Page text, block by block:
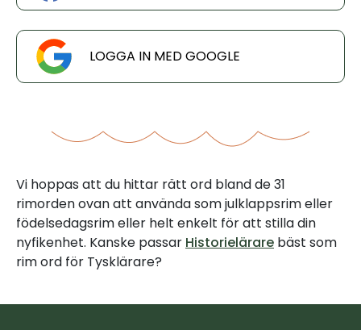
LOGGA IN MED GOOGLE
Vi hoppas att du hittar rätt ord bland de 31
rimorden ovan att använda som julklappsrim eller
födelsedagsrim eller helt enkelt för att stilla din
nyfikenhet. Kanske passar Historielärare bäst som
rim ord för Tysklärare?